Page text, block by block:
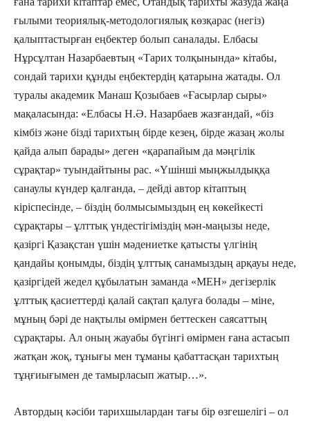
ғылыми теориялық-методологиялық көзқарас (негіз)
қалыптастырған еңбектер болып саналады. Елбасы
Нұрсұлтан Назарбаевтың «Тарих толқынында» кітабы,
сондай тарихи құнды еңбектердің қатарына жатады. Ол
туралы академик Манаш Қозыбаев «Ғасырлар сыры»
мақаласында: «Елбасы Н.Ә. Назарбаев жазғандай, «біз
кімбіз және бізді тарихтың бірде кезең, бірде жазаң жолы
қайда алып барады» деген «қарапайым да мәңгілік
сұрақтар» туындайтыны рас. «Үшінші мыңжылдыққа
санаулы күндер қалғанда, – дейді автор кітаптың
кіріспесінде, – біздің болмысымыздың ең көкейкесті
сұрақтары – ұлттық үндестігіміздің мән-маңызы неде,
қазіргі Қазақстан үшін мәдениетке қатысты үлгінің
қандайы қонымды, біздің ұлттық санамыздың арқауы неде,
қазіргідей жедел құбылатын заманда «МЕН» дегізерлік
ұлттық қасиеттерді қалай сақтап қалуға болады – міне,
мұның бәрі де нақтылы өмірмен беттескен саясаттың
сұрақтары. Ал оның жауабы бүгінгі өмірмен ғана астасып
жатқан жоқ, тұнығы мен тұманы қабаттасқан тарихтың
тұңғиығымен де тамырласып жатыр…».
Автордың кәсіби тарихшылардан тағы бір өзгешелігі – ол